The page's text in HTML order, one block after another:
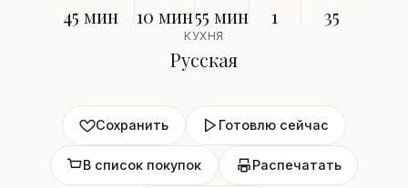
45 мин 10 мин55 мин 1 35
КУХНЯ
Русская
Сохранить Готовлю сейчас
В список покупок Распечатать